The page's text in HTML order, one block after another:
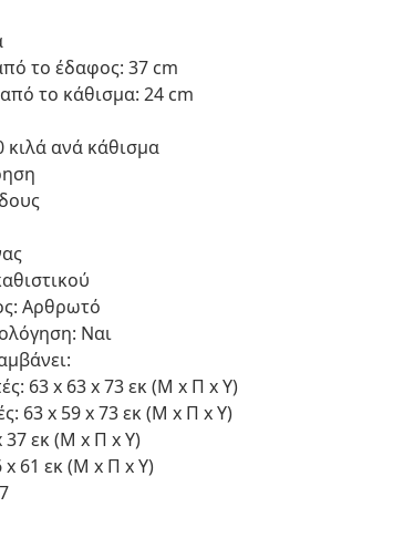
το έδαφος: 37 cm
το κάθισμα: 24 cm
κιλά ανά κάθισμα
Αρθρωτό
Ναι
63 x 63 x 73 εκ (Μ x Π x Υ)
63 x 59 x 73 εκ (Μ x Π x Υ)
37 εκ (Μ x Π x Υ)
61 εκ (Μ x Π x Υ)